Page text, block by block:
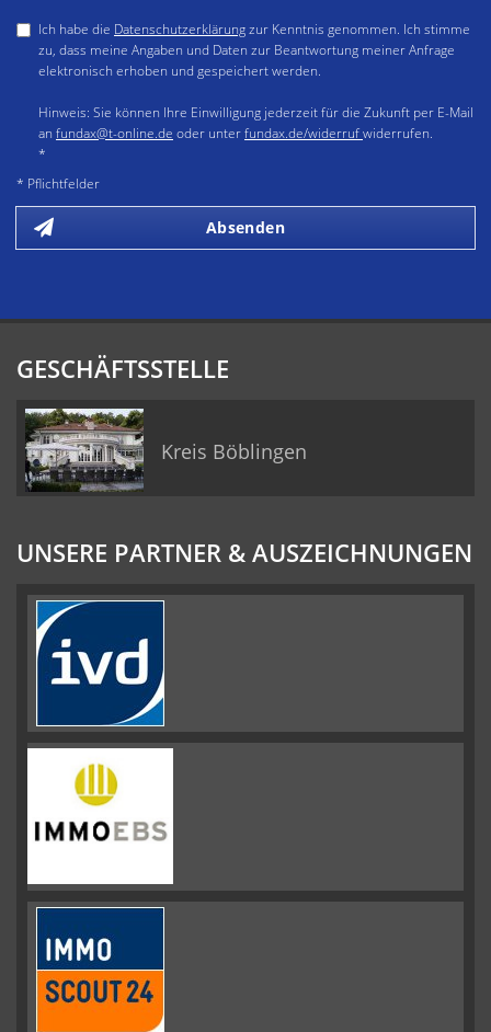
Ich habe die Datenschutzerklärungzur Kenntnis genommen. Ich stimme
zu, dass meine Angaben und Daten zur Beantwortung meiner Anfrage
elektronisch erhoben und gespeichert werden.
Hinweis: Sie können Ihre Einwilligung jederzeit für die Zukunft per E-Mail
an fundax@t-online.de oder unterfundax.de/widerrufwiderrufen.
*
* Pflichtfelder
Absenden
GESCHÄFTSSTELLE
Kreis Böblingen
UNSERE PARTNER & AUSZEICHNUNGEN